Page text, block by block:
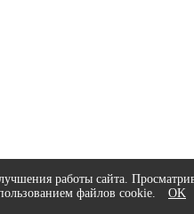
работы сайта.
файлов cookie.
OK